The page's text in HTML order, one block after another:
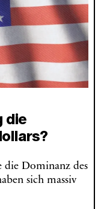
die
Dominanz des
sich massiv